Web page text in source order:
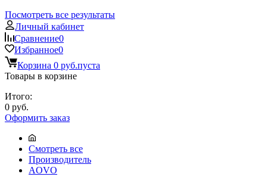
Посмотреть все результаты
Личный кабинет
Сравнение0
Избранное0
Корзина 0 руб.пуста
Товары в корзине
Итого:
0 руб.
Оформить заказ
Смотреть все
Производитель
AOVO